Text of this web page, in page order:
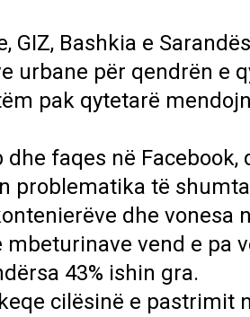
Bashkia e
urbane për qendrën e
pak qytetarë
faqes në Facebook,
problematika të
dhe vonesa
vend e pa
43% ishin gra.
cilësinë e pastrimit